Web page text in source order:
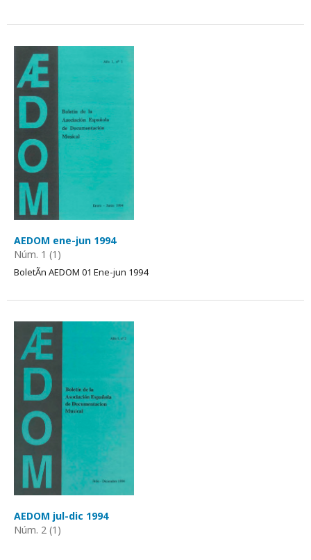
AEDOM ene-jun 1994
Núm. 1 (1)
BoletÃ­n AEDOM 01 Ene-jun 1994
AEDOM jul-dic 1994
Núm. 2 (1)